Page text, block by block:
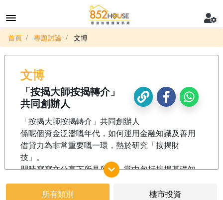
首頁 專題討論 文博
文博
「按揭大師按揭轉介」
共同創辦人
「按揭大師按揭轉介」共同創辦人
係呢個資金泛濫嘅年代，如何運用金融知識及善用
借貸力為非常重要嘅一環，熱於研究「按揭財
技」。
閒時寫寫文分享下所見所聞，當中包括按揭基礎知
識、冷知識以及千奇百趣嘅按揭個案，都一一同大
家分享探討。
所有類別 樓市投資